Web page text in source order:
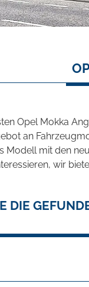
Opel Mokka
an
Modell mit den
wir
DIE